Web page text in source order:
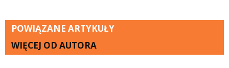
POWIĄZANE ARTYKUŁY
WIĘCEJ OD AUTORA